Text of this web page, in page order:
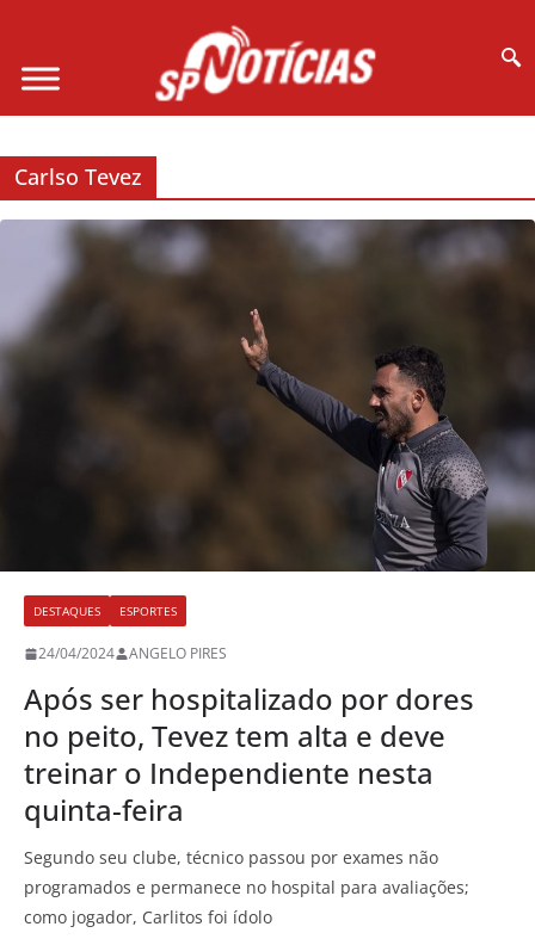
Carlso Tevez
DESTAQUES ESPORTES
24/04/2024 ANGELO PIRES
Após ser hospitalizado por dores
no peito, Tevez tem alta e deve
treinar o Independiente nesta
quinta-feira
Segundo seu clube, técnico passou por exames não
programados e permanece no hospital para avaliações;
como jogador, Carlitos foi ídolo